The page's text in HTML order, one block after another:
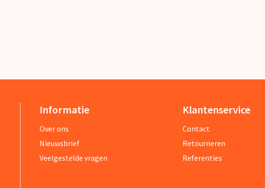
Informatie
Over ons
Nieuwsbrief
Veelgestelde vragen
Klantenservice
Contact
Retourneren
Referenties